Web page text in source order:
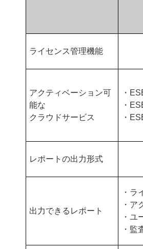
ライセンス管理機能
アクティベーション可
能な
クラウドサービス
・
・
・
レポートの出力形式
出力できるレポート
・ラ
・ア
・ユ
・監